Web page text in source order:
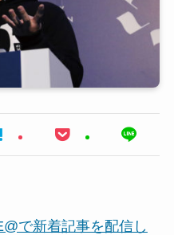
で新着記事を配信し